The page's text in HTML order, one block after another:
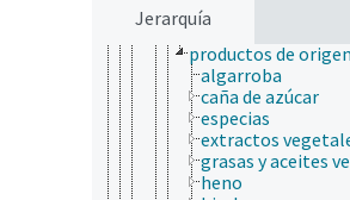
Jerarquíaproductos animales
productos de
productos de
algarroba
caña de azúcar
especias
extractos
grasas y aceites
heno